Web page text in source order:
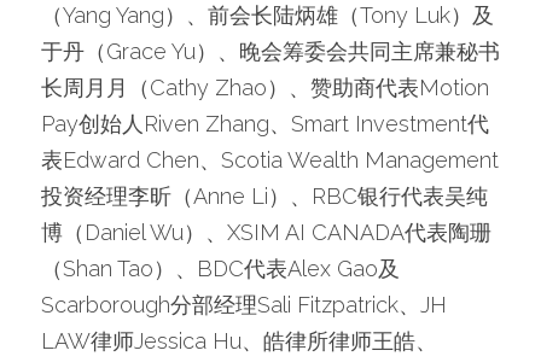
（Yang Yang）、前会长陆炳雄（Tony Luk）及
于丹（Grace Yu）、晚会筹委会共同主席兼秘书
长周月月（Cathy Zhao）、赞助商代表Motion
Pay创始人Riven Zhang、Smart Investment代
表Edward Chen、Scotia Wealth Management
投资经理李昕（Anne Li）、RBC银行代表吴纯
博（Daniel Wu）、XSIM AI CANADA代表陶珊
（Shan Tao）、BDC代表Alex Gao及
Scarborough分部经理Sali Fitzpatrick、JH
LAW律师Jessica Hu、皓律所律师王皓、